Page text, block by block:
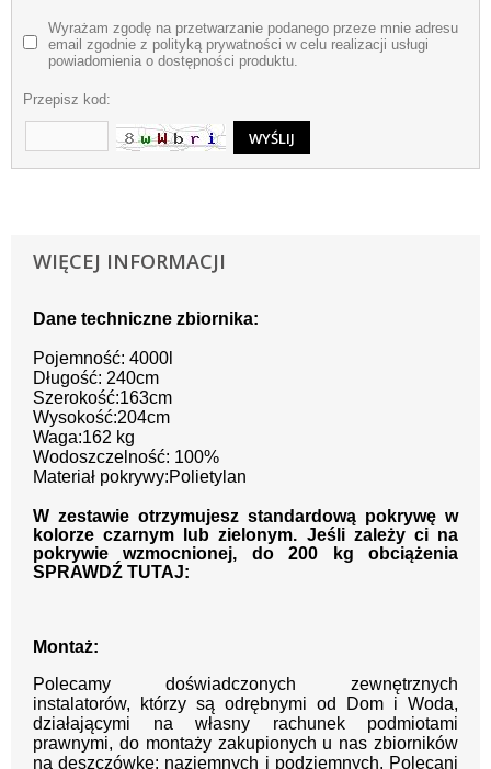
Wyrażam zgodę na przetwarzanie podanego przeze mnie adresu
email zgodnie z polityką prywatności w celu realizacji usługi
powiadomienia o dostępności produktu.
Przepisz kod:
WIĘCEJ INFORMACJI
Dane techniczne zbiornika:
Pojemność: 4000l
Długość: 240cm
Szerokość:163cm
Wysokość:204cm
Waga:162 kg
Wodoszczelność: 100%
Materiał pokrywy:Polietylan
W zestawie otrzymujesz standardową pokrywę w
kolorze czarnym lub zielonym. Jeśli zależy ci na
pokrywie wzmocnionej, do 200 kg obciążenia
SPRAWDŹ TUTAJ:
Montaż:
Polecamy doświadczonych zewnętrznych
instalatorów, którzy są odrębnymi od Dom i Woda,
działającymi na własny rachunek podmiotami
prawnymi, do montaży zakupionych u nas zbiorników
na deszczówkę: naziemnych i podziemnych. Polecani